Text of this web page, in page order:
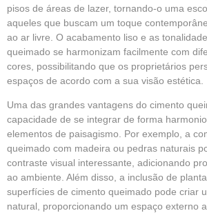
pisos de áreas de lazer, tornando-o uma
aqueles que buscam um toque
ao ar livre. O acabamento liso e as
queimado se harmonizam facilmente com
cores, possibilitando que os proprietários
espaços de acordo com a sua visão estética.
Uma das grandes vantagens do cimento
capacidade de se integrar de forma
elementos de paisagismo. Por exemplo, a
queimado com madeira ou pedras naturais
contraste visual interessante, adicionando
ao ambiente. Além disso, a inclusão de
superfícies de cimento queimado pode criar
natural, proporcionando um espaço externo